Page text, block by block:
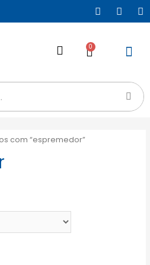
0
com “espremedor”